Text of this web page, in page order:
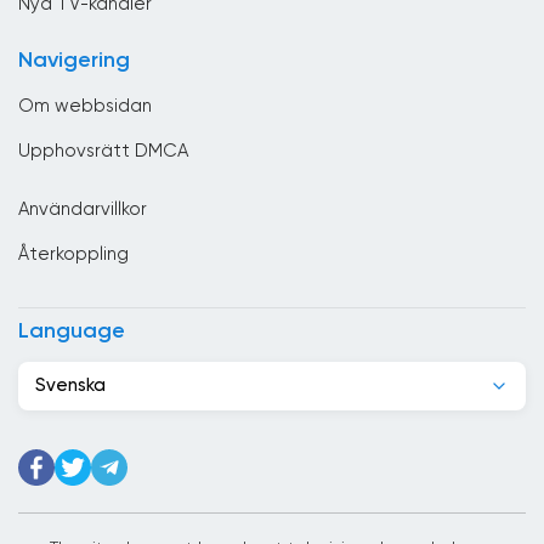
Honduras
Indien
Indonesien
Nya TV-kanaler
Navigering
Om webbsidan
Upphovsrätt DMCA
Användarvillkor
Återkoppling
Language
Svenska